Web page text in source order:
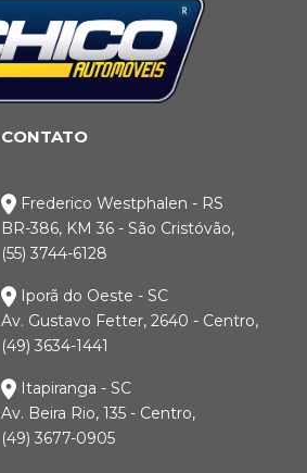
CONTATO
Frederico Westphalen - RS
BR-386, KM 36 - São Cristóvão,
(55) 3744-6128
Iporã do Oeste - SC
Av. Gustavo Fetter, 2640 - Centro,
(49) 3634-1441
Itapiranga - SC
Av. Beira Rio, 135 - Centro,
(49) 3677-0905